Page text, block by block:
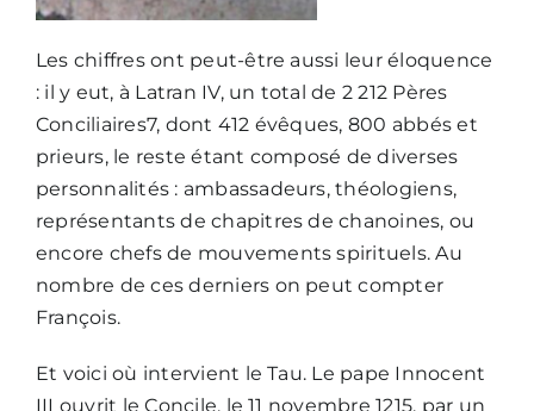
Les chiffres ont peut-être aussi leur éloquence
: il y eut, à Latran IV, un total de 2 212 Pères
Conciliaires7, dont 412 évêques, 800 abbés et
prieurs, le reste étant composé de diverses
personnalités : ambassadeurs, théologiens,
représentants de chapitres de chanoines, ou
encore chefs de mouvements spirituels. Au
nombre de ces derniers on peut compter
François.
Et voici où intervient le Tau. Le pape Innocent
III ouvrit le Concile, le 11 novembre 1215, par un